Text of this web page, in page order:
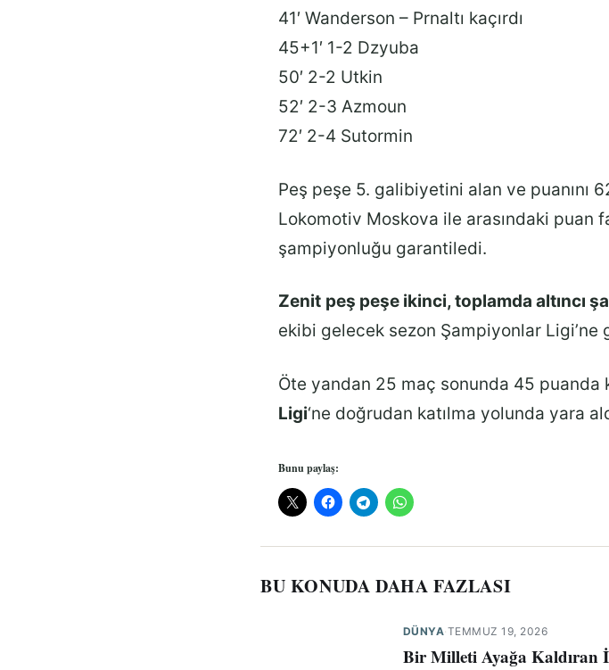
41′ Wanderson – Prnaltı kaçırdı
45+1′ 1-2 Dzyuba
50′ 2-2 Utkin
52′ 2-3 Azmoun
72′ 2-4 Sutormin
Peş peşe 5. galibiyetini alan ve puanını
Lokomotiv Moskova ile arasındaki puan
şampiyonluğu garantiledi.
Zenit peş peşe ikinci, toplamda altıncı
ekibi gelecek sezon Şampiyonlar Ligi’ne
Öte yandan 25 maç sonunda 45 puanda
Ligi‘ne doğrudan katılma yolunda yara
Bunu paylaş:
BU KONUDA DAHA FAZLASI
DÜNYA·TEMMUZ 19, 2026
Bir Milleti Ayağa Kaldıran